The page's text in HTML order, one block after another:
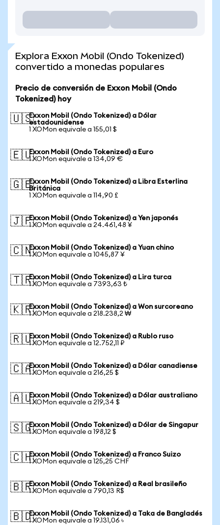
Explora Exxon Mobil (Ondo Tokenized)
convertido a monedas populares
Precio de conversión de Exxon Mobil (Ondo
Tokenized) hoy
🇺🇸Exxon Mobil (Ondo Tokenized) a Dólar
estadounidense
1 XOMon equivale a 155,01 $
🇪🇺Exxon Mobil (Ondo Tokenized) a Euro
1 XOMon equivale a 134,09 €
🇬🇧Exxon Mobil (Ondo Tokenized) a Libra Esterlina
Británica
1 XOMon equivale a 114,90 £
🇯🇵Exxon Mobil (Ondo Tokenized) a Yen japonés
1 XOMon equivale a 24.461,48 ¥
🇨🇳Exxon Mobil (Ondo Tokenized) a Yuan chino
1 XOMon equivale a 1045,87 ¥
🇹🇷Exxon Mobil (Ondo Tokenized) a Lira turca
1 XOMon equivale a 7393,63 ₺
🇰🇷Exxon Mobil (Ondo Tokenized) a Won surcoreano
1 XOMon equivale a 218.238,2 ₩
🇷🇺Exxon Mobil (Ondo Tokenized) a Rublo ruso
1 XOMon equivale a 12.752,11 ₽
🇨🇦Exxon Mobil (Ondo Tokenized) a Dólar canadiense
1 XOMon equivale a 216,25 $
🇦🇺Exxon Mobil (Ondo Tokenized) a Dólar australiano
1 XOMon equivale a 219,34 $
🇸🇬Exxon Mobil (Ondo Tokenized) a Dólar de Singapur
1 XOMon equivale a 198,12 $
🇨🇭Exxon Mobil (Ondo Tokenized) a Franco Suizo
1 XOMon equivale a 125,25 CHF
🇧🇷Exxon Mobil (Ondo Tokenized) a Real brasileño
1 XOMon equivale a 790,13 R$
🇧🇩Exxon Mobil (Ondo Tokenized) a Taka de Bangladés
1 XOMon equivale a 19.131,06 ৳